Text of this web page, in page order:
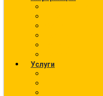
Услуги